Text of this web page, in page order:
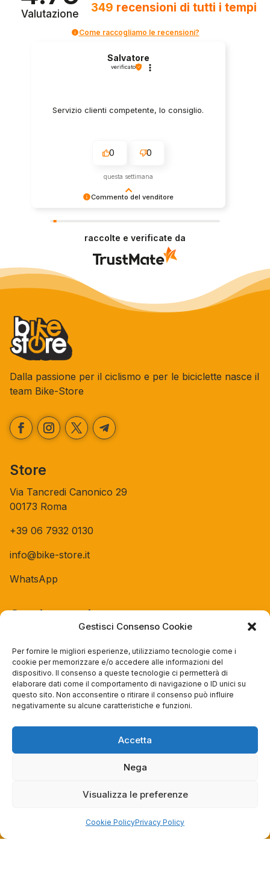
Gestisci Consenso Cookie
Per fornire le migliori esperienze, utilizziamo tecnologie come i
cookie per memorizzare e/o accedere alle informazioni del
dispositivo. Il consenso a queste tecnologie ci permetterà di
elaborare dati come il comportamento di navigazione o ID unici su
questo sito. Non acconsentire o ritirare il consenso può influire
negativamente su alcune caratteristiche e funzioni.
Accetta
Nega
Visualizza le preferenze
Cookie PolicyPrivacy Policy
Valutazione
349 recensioni di tutti i tempi
Come raccogliamo le recensioni?
Commento del venditore
fornire il servizio giusto a clienti così fantastici.
Salvatore
verificato
Servizio clienti competente, lo consiglio.
0 0
questa settimana
raccolte e verificate da
Dalla passione per il ciclismo e per le biciclette nasce il
team Bike-Store
Store
Via Tancredi Canonico 29
00173 Roma
+39 06 7932 0130
info@bike-store.it
WhatsApp
Orari negozio
Mar – Sab: 10 – 13:30 ⇢ 14:30 – 19:00
Dom: chiuso
Servizi
Servizi Officina